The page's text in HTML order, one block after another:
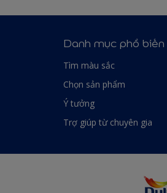
Danh mục phổ biến
Tìm màu sắc
Chọn sản phẩm
Ý tưởng
Trợ giúp từ chuyên gia